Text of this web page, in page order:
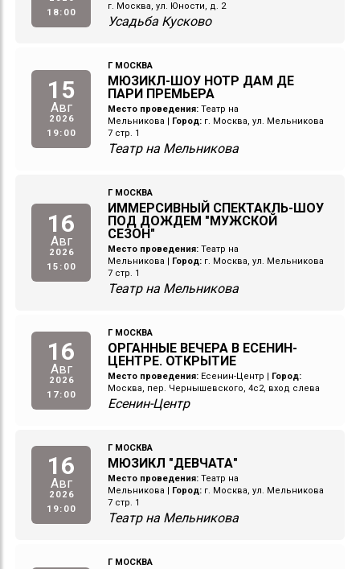
18:00
г. Москва, ул. Юности, д. 2
Усадьба Кусково
15
Авг
2026
19:00
Г МОСКВА
МЮЗИКЛ-ШОУ НОТР ДАМ ДЕ
ПАРИ ПРЕМЬЕРА
Место проведения: Театр на
Мельникова
Город: г. Москва, ул. Мельникова
7 стр. 1
Театр на Мельникова
16
Авг
2026
15:00
Г МОСКВА
ИММЕРСИВНЫЙ СПЕКТАКЛЬ-ШОУ
ПОД ДОЖДЕМ "МУЖСКОЙ
СЕЗОН"
Место проведения: Театр на
Мельникова
Город: г. Москва, ул. Мельникова
7 стр. 1
Театр на Мельникова
16
Авг
2026
17:00
Г МОСКВА
ОРГАННЫЕ ВЕЧЕРА В ЕСЕНИН-
ЦЕНТРЕ. ОТКРЫТИЕ
Место проведения: Есенин-Центр
Город:
Москва, пер. Чернышевского, 4с2, вход слева
Есенин-Центр
16
Авг
2026
19:00
Г МОСКВА
МЮЗИКЛ "ДЕВЧАТА"
Место проведения: Театр на
Мельникова
Город: г. Москва, ул. Мельникова
7 стр. 1
Театр на Мельникова
Г МОСКВА